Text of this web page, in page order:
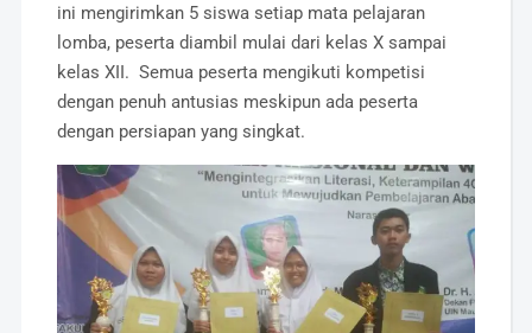
ini mengirimkan 5 siswa setiap mata pelajaran
lomba, peserta diambil mulai dari kelas X sampai
kelas XII. Semua peserta mengikuti kompetisi
dengan penuh antusias meskipun ada peserta
dengan persiapan yang singkat.